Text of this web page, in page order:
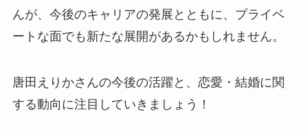
んが、今後のキャリアの発展とともに、プライベ
ートな面でも新たな展開があるかもしれません。
唐田えりかさんの今後の活躍と、恋愛・結婚に関
する動向に注目していきましょう！